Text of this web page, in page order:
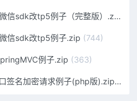
tp3.2微信sdk改tp5例子（完整版）.zip
信sdk改tp5例子.zip (744)
例子.zip (363)
api接口签名加密请求例子(php版).zip